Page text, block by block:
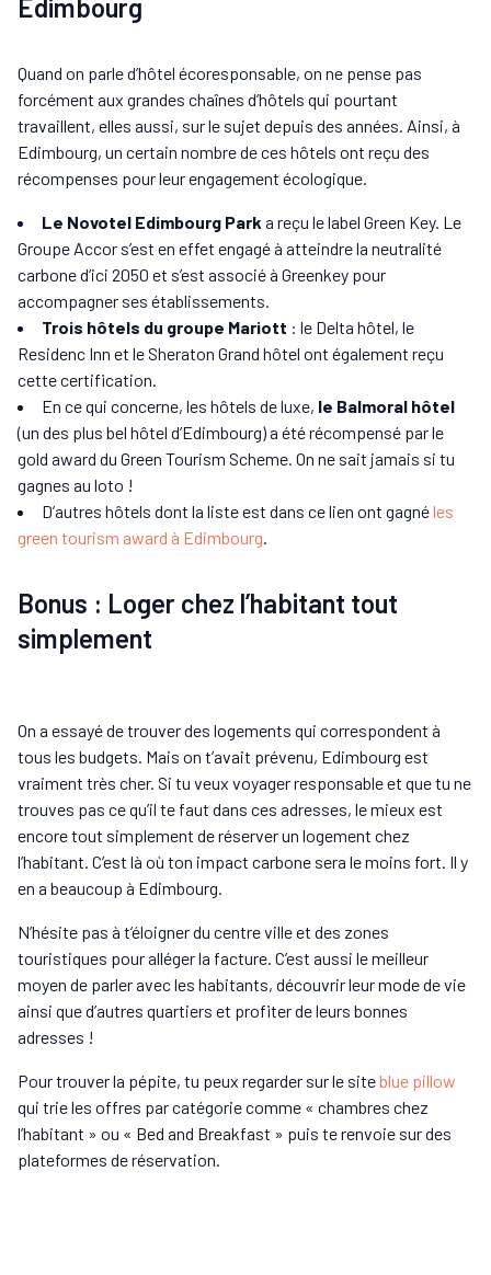
Edimbourg
Quand on parle d’hôtel écoresponsable, on ne pense pas
forcément aux grandes chaînes d’hôtels qui pourtant
travaillent, elles aussi, sur le sujet depuis des années. Ainsi, à
Edimbourg, un certain nombre de ces hôtels ont reçu des
récompenses pour leur engagement écologique.
Le Novotel Edimbourg Park a reçu le label Green Key. Le
Groupe Accor s’est en effet engagé à atteindre la neutralité
carbone d’ici 2050 et s’est associé à Greenkey pour
accompagner ses établissements.
Trois hôtels du groupe Mariott : le Delta hôtel, le
Residenc Inn et le Sheraton Grand hôtel ont également reçu
cette certification.
En ce qui concerne, les hôtels de luxe, le Balmoral hôtel
(un des plus bel hôtel d’Edimbourg) a été récompensé par le
gold award du Green Tourism Scheme. On ne sait jamais si tu
gagnes au loto !
D’autres hôtels dont la liste est dans ce lien ont gagnéles
green tourism award à Edimbourg.
Bonus : Loger chez l’habitant tout
simplement
On a essayé de trouver des logements qui correspondent à
tous les budgets. Mais on t’avait prévenu, Edimbourg est
vraiment très cher. Si tu veux voyager responsable et que tu ne
trouves pas ce qu’il te faut dans ces adresses, le mieux est
encore tout simplement de réserver un logement chez
l’habitant. C’est là où ton impact carbone sera le moins fort. Il y
en a beaucoup à Edimbourg.
N’hésite pas à t’éloigner du centre ville et des zones
touristiques pour alléger la facture. C’est aussi le meilleur
moyen de parler avec les habitants, découvrir leur mode de vie
ainsi que d’autres quartiers et profiter de leurs bonnes
adresses !
Pour trouver la pépite, tu peux regarder sur le siteblue pillow
qui trie les offres par catégorie comme « chambres chez
l’habitant » ou « Bed and Breakfast » puis te renvoie sur des
plateformes de réservation.